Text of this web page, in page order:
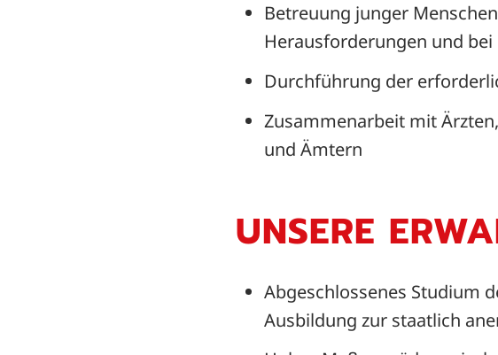
Betreuung junger
Herausforderungen und
Durchführung der
Zusammenarbeit mit
und Ämtern
UNSERE
Abgeschlossenes Studium
Ausbildung zur staatlich